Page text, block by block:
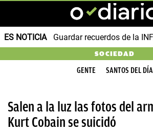
ES NOTICIA Guardar recuerdos de la
SOCIEDAD
GENTE SANTOS DEL DÍA
Salen a la luz las fotos del
Kurt Cobain se suicidó